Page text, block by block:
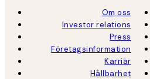
Om oss
Investor relations
Press
Företagsinformation
Karriär
Hållbarhet